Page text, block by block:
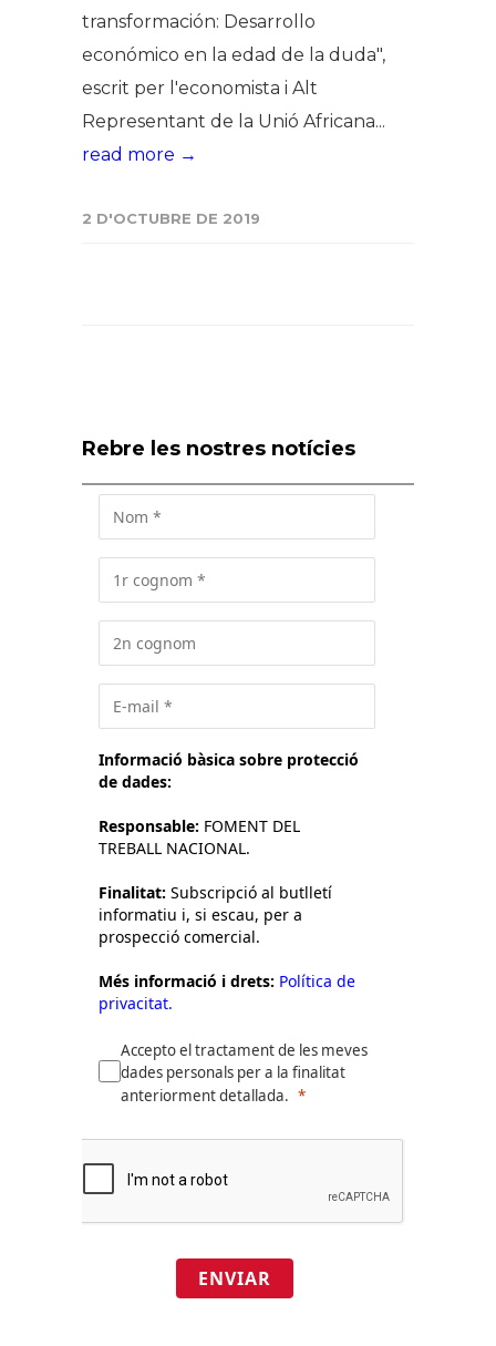
transformación: Desarrollo
económico en la edad de la duda",
escrit per l'economista i Alt
Representant de la Unió Africana...
read more →
2 D'OCTUBRE DE 2019
Rebre les nostres notícies
Informació bàsica sobre protecció
de dades:
Responsable: FOMENT DEL
TREBALL NACIONAL.
Finalitat: Subscripció al butlletí
informatiu i, si escau, per a
prospecció comercial.
Més informació i drets: Política de
privacitat.
Accepto el tractament de les meves
dades personals per a la finalitat
anteriorment detallada.
ENVIAR